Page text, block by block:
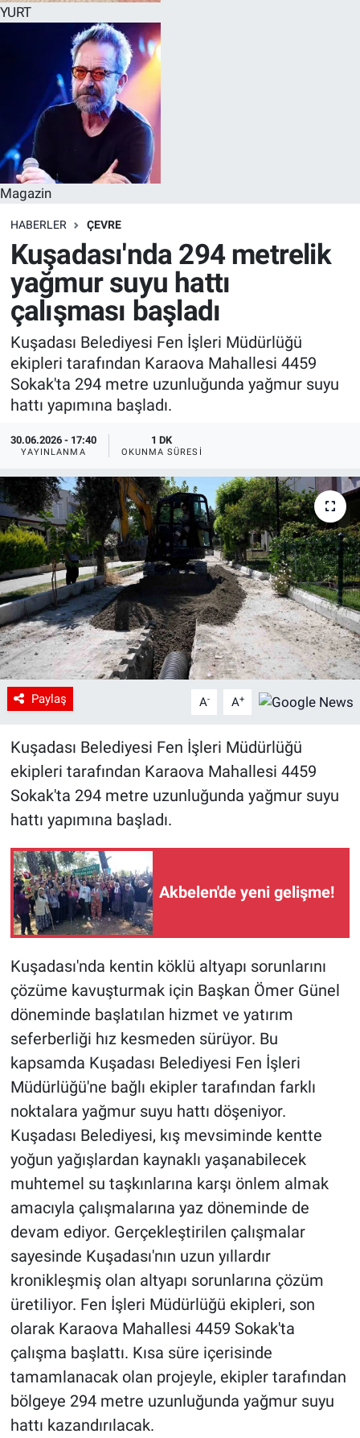
YURT
Magazin
HABERLER ÇEVRE
Kuşadası'nda 294 metrelik
yağmur suyu hattı
çalışması başladı
Kuşadası Belediyesi Fen İşleri Müdürlüğü
ekipleri tarafından Karaova Mahallesi 4459
Sokak'ta 294 metre uzunluğunda yağmur suyu
hattı yapımına başladı.
30.06.2026 - 17:40
YAYINLANMA
1 DK
OKUNMA SÜRESI
Paylaş A- A+
Kuşadası Belediyesi Fen İşleri Müdürlüğü
ekipleri tarafından Karaova Mahallesi 4459
Sokak'ta 294 metre uzunluğunda yağmur suyu
hattı yapımına başladı.
Akbelen'de yeni gelişme!
Kuşadası'nda kentin köklü altyapı sorunlarını
çözüme kavuşturmak için Başkan Ömer Günel
döneminde başlatılan hizmet ve yatırım
seferberliği hız kesmeden sürüyor. Bu
kapsamda Kuşadası Belediyesi Fen İşleri
Müdürlüğü'ne bağlı ekipler tarafından farklı
noktalara yağmur suyu hattı döşeniyor.
Kuşadası Belediyesi, kış mevsiminde kentte
yoğun yağışlardan kaynaklı yaşanabilecek
muhtemel su taşkınlarına karşı önlem almak
amacıyla çalışmalarına yaz döneminde de
devam ediyor. Gerçekleştirilen çalışmalar
sayesinde Kuşadası'nın uzun yıllardır
kronikleşmiş olan altyapı sorunlarına çözüm
üretiliyor. Fen İşleri Müdürlüğü ekipleri, son
olarak Karaova Mahallesi 4459 Sokak'ta
çalışma başlattı. Kısa süre içerisinde
tamamlanacak olan projeyle, ekipler tarafından
bölgeye 294 metre uzunluğunda yağmur suyu
hattı kazandırılacak.